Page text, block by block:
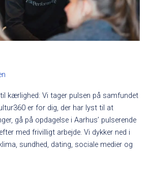
kærlighed: Vi tager pulsen på samfundet
er for dig, der har lyst til at
gå på opdagelse i Aarhus’ pulserende
med frivilligt arbejde. Vi dykker ned i
sundhed, dating, sociale medier og